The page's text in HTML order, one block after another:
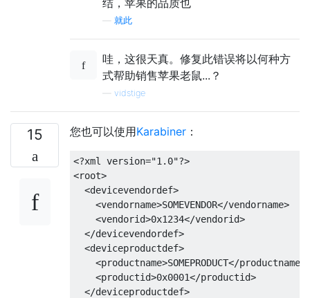
就此
哇，这很天真。修复此错误将以何种方
式帮助销售苹果老鼠...？
vidstige
15 您也可以使用Karabiner ：
<?xml version="1.0"?>
<root>
  <devicevendordef>
    <vendorname>SOMEVENDOR</vendorname>
    <vendorid>0x1234</vendorid>
  </devicevendordef>
  <deviceproductdef>
    <productname>SOMEPRODUCT</productname>
    <productid>0x0001</productid>
  </deviceproductdef>